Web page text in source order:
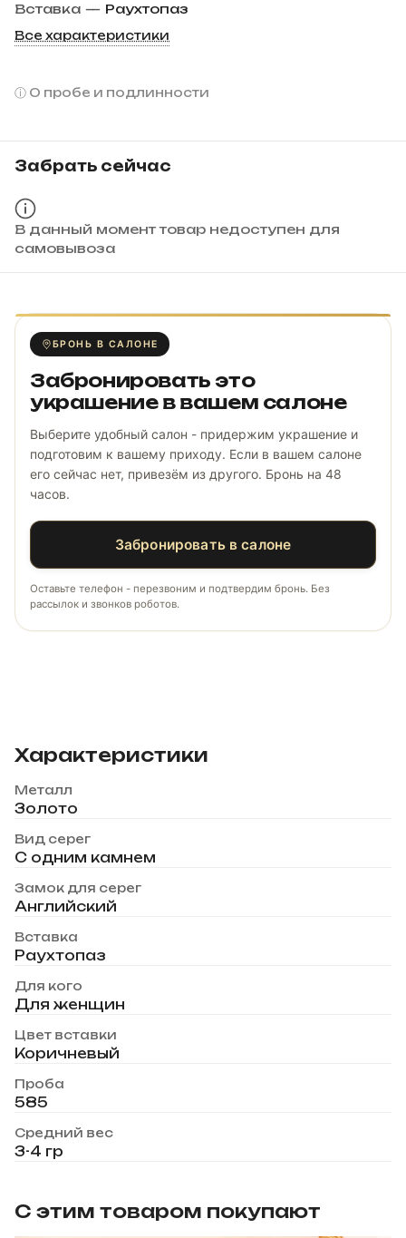
Вставка — Раухтопаз
Все характеристики
О пробе и подлинности
Забрать сейчас
В данный момент товар недоступен для
самовывоза
БРОНЬ В САЛОНЕ
Забронировать это
украшение в вашем салоне
Выберите удобный салон - придержим украшение и
подготовим к вашему приходу. Если в вашем салоне
его сейчас нет, привезём из другого. Бронь на 48
часов.
Забронировать в салоне
Оставьте телефон - перезвоним и подтвердим бронь. Без
рассылок и звонков роботов.
Характеристики
Металл
Золото
Вид серег
С одним камнем
Замок для серег
Английский
Вставка
Раухтопаз
Для кого
Для женщин
Цвет вставки
Коричневый
Проба
585
Средний вес
3-4 гр
С этим товаром покупают